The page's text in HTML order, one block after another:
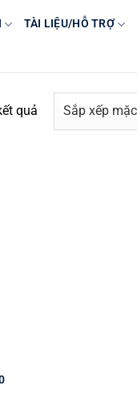
TÀI LIỆU/HỖ TRỢ
quả